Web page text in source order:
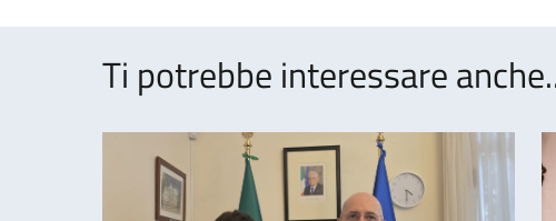
Ti potrebbe interessare